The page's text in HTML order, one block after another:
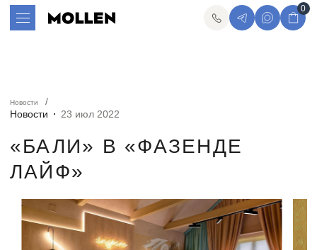
0
Новости
Новости 23 июл 2022
«БАЛИ» В «ФАЗЕНДЕ
ЛАЙФ»